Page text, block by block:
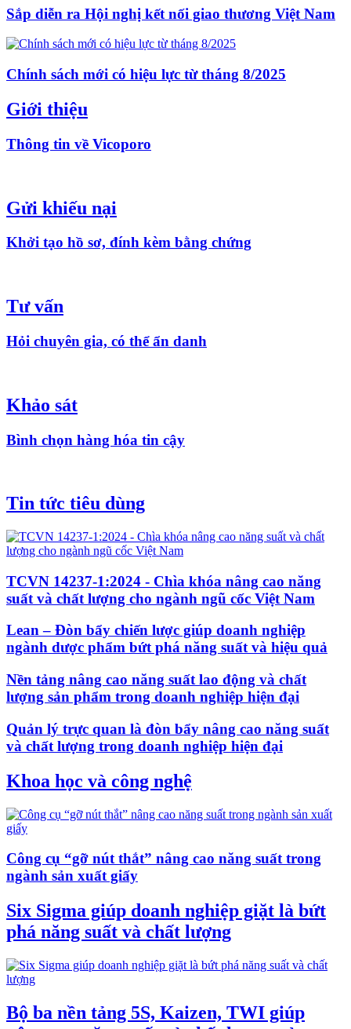
Sắp diễn ra Hội nghị kết nối giao thương Việt Nam
Chính sách mới có hiệu lực từ tháng 8/2025
Giới thiệu
Thông tin về Vicoporo
Gửi khiếu nại
Khởi tạo hồ sơ, đính kèm bằng chứng
Tư vấn
Hỏi chuyên gia, có thể ẩn danh
Khảo sát
Bình chọn hàng hóa tin cậy
Tin tức tiêu dùng
TCVN 14237-1:2024 - Chìa khóa nâng cao năng
suất và chất lượng cho ngành ngũ cốc Việt Nam
Lean – Đòn bẩy chiến lược giúp doanh nghiệp
ngành dược phẩm bứt phá năng suất và hiệu quả
Nền tảng nâng cao năng suất lao động và chất
lượng sản phẩm trong doanh nghiệp hiện đại
Quản lý trực quan là đòn bẩy nâng cao năng suất
và chất lượng trong doanh nghiệp hiện đại
Khoa học và công nghệ
Công cụ “gỡ nút thắt” nâng cao năng suất trong
ngành sản xuất giấy
Six Sigma giúp doanh nghiệp giặt là bứt
phá năng suất và chất lượng
Bộ ba nền tảng 5S, Kaizen, TWI giúp